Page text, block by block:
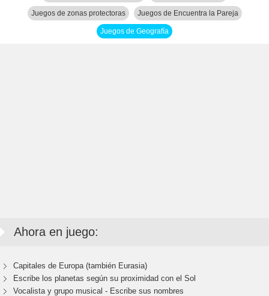
Juegos de zonas protectoras Juegos de Encuentra la Pareja
Juegos de Geografía
Ahora en juego:
Capitales de Europa (también Eurasia)
Escribe los planetas según su proximidad con el Sol
Vocalista y grupo musical - Escribe sus nombres